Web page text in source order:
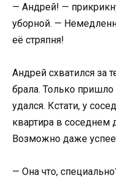
— Андрей! —
уборной. —
её стряпня!
Андрей схватился за
брала. Только
удался. Кстати, у
квартира в соседнем
Возможно даже
— Она что,